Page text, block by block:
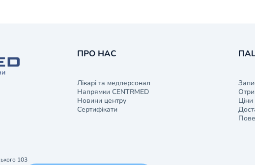
103
ПРО НАС
Лікарі та медперсонал
Напрямки CENTRMED
Новини центру
Сертифікати
Ціни